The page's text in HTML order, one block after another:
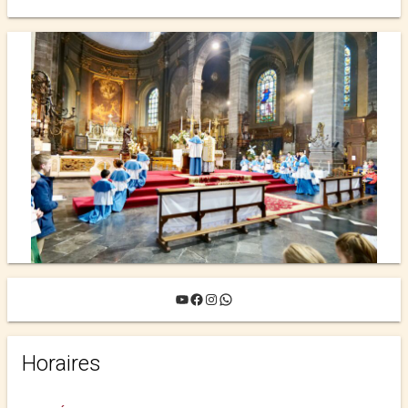
YouTube
Facebook
Instagram
WhatsApp
Horaires